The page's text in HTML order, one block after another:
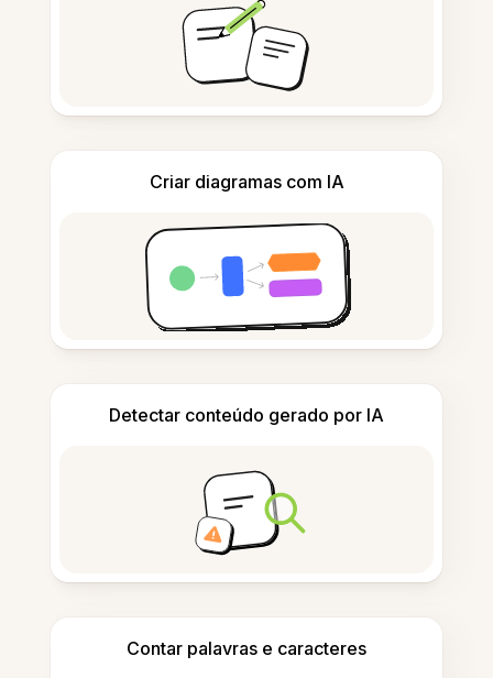
Criar diagramas com IA
Detectar conteúdo gerado por IA
Contar palavras e caracteres